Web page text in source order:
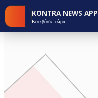
KONTRA NEWS APP
Κατεβάστε τώρα